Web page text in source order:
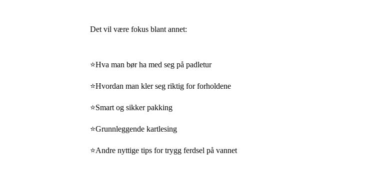
Det vil være fokus blant annet:
⭐️Hva man bør ha med seg på padletur
⭐️Hvordan man kler seg riktig for forholdene
⭐️Smart og sikker pakking
⭐️Grunnleggende kartlesing
⭐️Andre nyttige tips for trygg ferdsel på vannet